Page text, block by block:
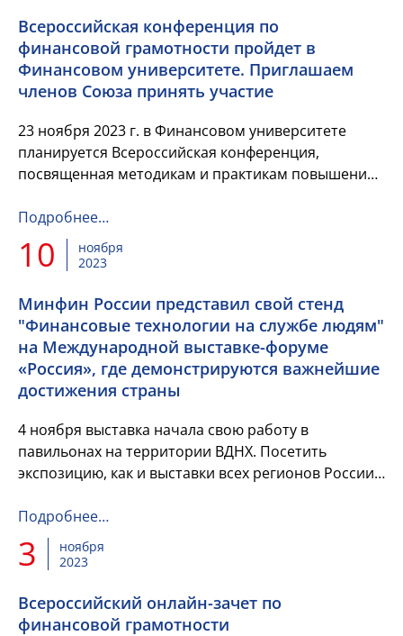
Всероссийская конференция по
финансовой грамотности пройдет в
Финансовом университете. Приглашаем
членов Союза принять участие
23 ноября 2023 г. в Финансовом университете
планируется Всероссийская конференция,
посвященная методикам и практикам повышения
населения «Опыт и тренды развития...
Подробнее…
10
ноября
2023
Минфин России представил свой стенд
"Финансовые технологии на службе людям"
на Международной выставке-форуме
«Россия», где демонстрируются важнейшие
достижения страны
4 ноября выставка начала свою работу в
павильонах на территории ВДНХ. Посетить
экспозицию, как и выставки всех регионов России,
Подробнее…
3
ноября
2023
Всероссийский онлайн-зачет по
финансовой грамотности